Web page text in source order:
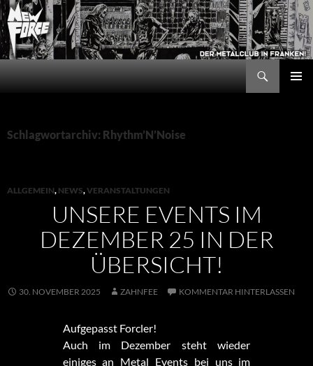
Zum
Inhalt
springen
New Force
Schlagwortarchiv: Rhythm’N’Noise
ALLGEMEIN, NEWS,VERANSTALTUNGEN
UNSERE EVENTS IM
DEZEMBER 25 IN DER
ÜBERSICHT!
30. NOVEMBER 2025 ZAHNFEE KOMMENTAR HINTERLASSEN
Aufgepasst Forcler!
Auch im Dezember steht wieder
einiges an Metal Events bei uns im